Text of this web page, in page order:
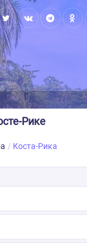
Рике
Коста-Рика